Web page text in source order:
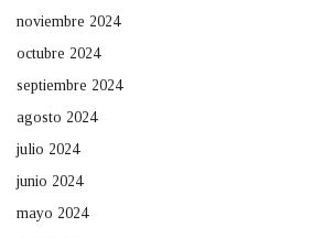
noviembre 2024
octubre 2024
septiembre 2024
agosto 2024
julio 2024
junio 2024
mayo 2024